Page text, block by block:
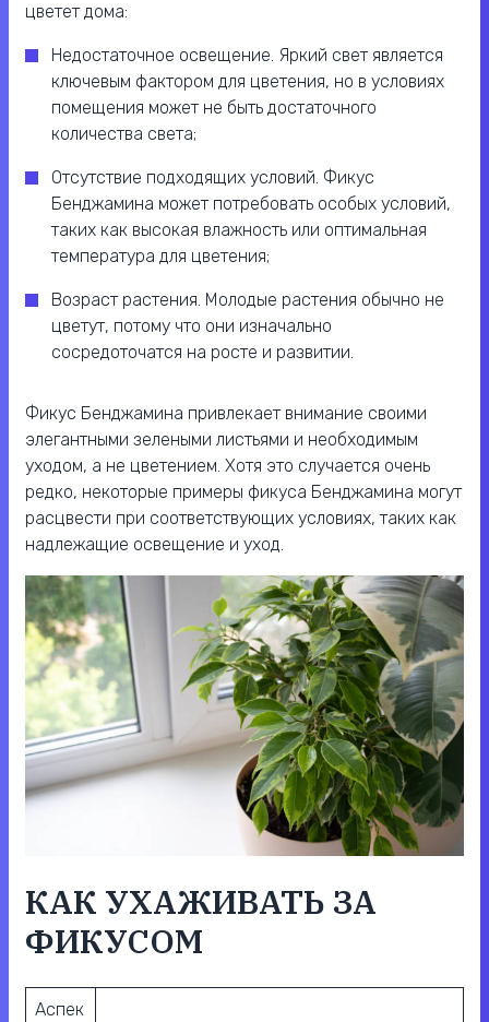
цветет дома:
Недостаточное освещение. Яркий свет является
ключевым фактором для цветения, но в условиях
помещения может не быть достаточного
количества света;
Отсутствие подходящих условий. Фикус
Бенджамина может потребовать особых условий,
таких как высокая влажность или оптимальная
температура для цветения;
Возраст растения. Молодые растения обычно не
цветут, потому что они изначально
сосредоточатся на росте и развитии.
Фикус Бенджамина привлекает внимание своими
элегантными зелеными листьями и необходимым
уходом, а не цветением. Хотя это случается очень
редко, некоторые примеры фикуса Бенджамина могут
расцвести при соответствующих условиях, таких как
надлежащие освещение и уход.
КАК УХАЖИВАТЬ ЗА
ФИКУСОМ
Аспек